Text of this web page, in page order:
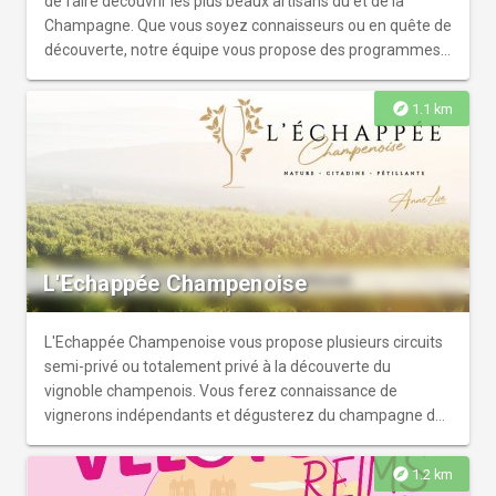
Champagne. Que vous soyez connaisseurs ou en quête de
découverte, notre équipe vous propose des programmes
voyager dans l’une des plus prestigieuses régions viticoles
du monde. Navette privée, guide expert, dégustations
commentées, visites et activités, restauration et
hébergement, OenoSpheres s’occupe de tout ! Laissez-
vous guider par notre team de passionnés pour façonner
une expérience sur mesure unique.
explore 1.1 km
L'Echappée Champenoise
L'Echappée Champenoise vous propose plusieurs circuits
semi-privé ou totalement privé à la découverte du
vignoble champenois. Vous ferez connaissance de
vignerons indépendants et dégusterez du champagne de
proposés : - Balades intimistes en tout petits groupes de 2
à 8 personnes maximum - Transport privatif en Van Vito
explore1.2 km